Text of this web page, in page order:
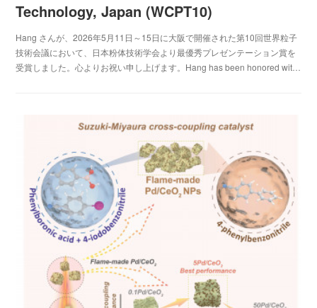
Technology, Japan (WCPT10)
Hang さんが、2026年5月11日～15日に大阪で開催された第10回世界粒子
技術会議において、日本粉体技術学会より最優秀プレゼンテーション賞を
受賞しました。心よりお祝い申し上げます。Hang has been honored wit…